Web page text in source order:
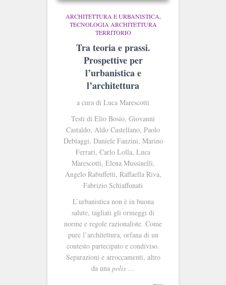
ARCHITETTURA E URBANISTICA
TECNOLOGIA ARCHITETTURA
TERRITORIO
Tra teoria e prassi.
Prospettive per
l’urbanistica e
l’architettura
a cura di Luca Marescotti
Testi di Elio Bosio, Giovanni
Castaldo, Aldo Castellano, Paolo
Debiaggi, Daniele Fanzini, Marino
Ferrari, Carlo Lolla, Luca
Marescotti, Elena Mussinelli,
Angelo Rabuffetti, Raffaella Riva,
Fabrizio Schiaffonati
L’urbanistica non è in buona
salute, tagliati gli ormeggi di
norme e regole razionaliste. Come
pure l’architettura, orfana di un
contesto partecipato e condiviso.
Separazioni e arroccamenti, altro
da una polis …